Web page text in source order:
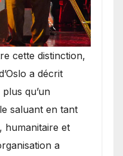
cette distinction,
a décrit
qu’un
saluant en tant
humanitaire et
a